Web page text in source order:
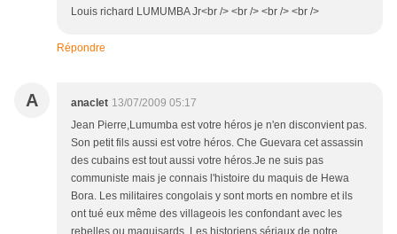
Louis richard LUMUMBA Jr<br /> <br /> <br /> <br />
Répondre
A anaclet 13/07/2009 05:17
Jean Pierre,Lumumba est votre héros je n'en disconvient pas.
Son petit fils aussi est votre héros. Che Guevara cet assassin
des cubains est tout aussi votre héros.Je ne suis pas
communiste mais je connais l'histoire du maquis de Hewa
Bora. Les militaires congolais y sont morts en nombre et ils
ont tué eux même des villageois les confondant avec les
rebelles ou maquisards. Les historiens sériaux de notre